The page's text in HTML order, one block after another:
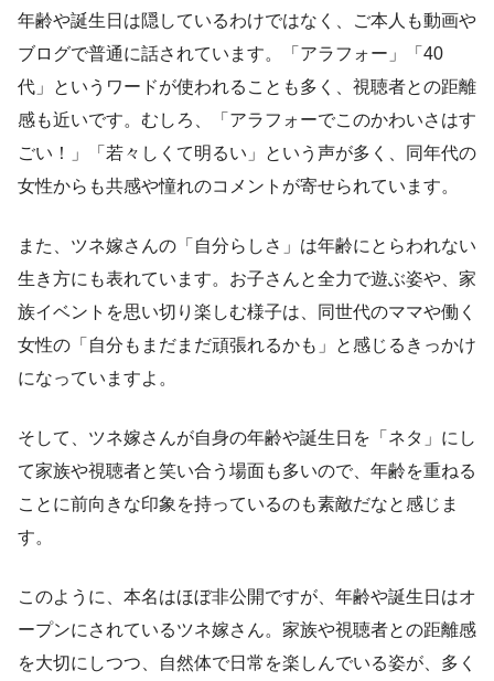
年齢や誕生日は隠しているわけではなく、ご本人も動画や
ブログで普通に話されています。「アラフォー」「40
代」というワードが使われることも多く、視聴者との距離
感も近いです。むしろ、「アラフォーでこのかわいさはす
ごい！」「若々しくて明るい」という声が多く、同年代の
女性からも共感や憧れのコメントが寄せられています。
また、ツネ嫁さんの「自分らしさ」は年齢にとらわれない
生き方にも表れています。お子さんと全力で遊ぶ姿や、家
族イベントを思い切り楽しむ様子は、同世代のママや働く
女性の「自分もまだまだ頑張れるかも」と感じるきっかけ
になっていますよ。
そして、ツネ嫁さんが自身の年齢や誕生日を「ネタ」にし
て家族や視聴者と笑い合う場面も多いので、年齢を重ねる
ことに前向きな印象を持っているのも素敵だなと感じま
す。
このように、本名はほぼ非公開ですが、年齢や誕生日はオ
ープンにされているツネ嫁さん。家族や視聴者との距離感
を大切にしつつ、自然体で日常を楽しんでいる姿が、多く